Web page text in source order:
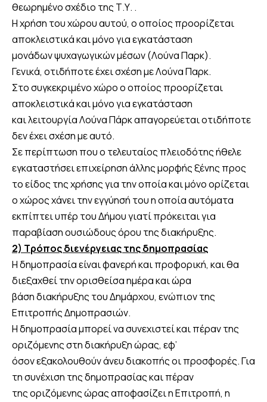
θεωρημένο σχέδιο της Τ.Υ. .
Η χρήση του χώρου αυτού, ο οποίος προορίζεται
αποκλειστικά και μόνο για εγκατάσταση
μονάδων ψυχαγωγικών μέσων (Λούνα Παρκ).
Γενικά, οτιδήποτε έχει σχέση με Λούνα Παρκ.
Στο συγκεκριμένο χώρο ο οποίος προορίζεται
αποκλειστικά και μόνο για εγκατάσταση
και λειτουργία Λούνα Πάρκ απαγορεύεται οτιδήποτε
δεν έχει σχέση με αυτό.
Σε περίπτωση που ο τελευταίος πλειοδότης ήθελε
εγκαταστήσει επιχείρηση άλλης μορφής ξένης προς
το είδος της χρήσης για την οποία και μόνο ορίζεται
ο χώρος χάνει την εγγύησή του η οποία αυτόματα
εκπίπτει υπέρ του Δήμου γιατί πρόκειται για
παραβίαση ουσιώδους όρου της διακήρυξης.
2) Τρόπος διενέργειας της δημοπρασίας
Η δημοπρασία είναι φανερή και προφορική, και θα
διεξαχθεί την ορισθείσα ημέρα και ώρα
βάση διακήρυξης του Δημάρχου, ενώπιον της
Επιτροπής Δημοπρασιών.
Η δημοπρασία μπορεί να συνεχιστεί και πέραν της
οριζόμενης στη διακήρυξη ώρας, εφ’
όσον εξακολουθούν άνευ διακοπής οι προσφορές. Για
τη συνέχιση της δημοπρασίας και πέραν
της οριζόμενης ώρας αποφασίζει η Επιτροπή, η